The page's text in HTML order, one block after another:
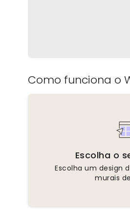
Como funciona o
Escolha o
Escolha um design
murais